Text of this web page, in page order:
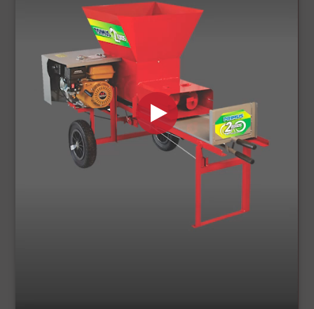
Chuvas intensas provocam danos nas plantações.